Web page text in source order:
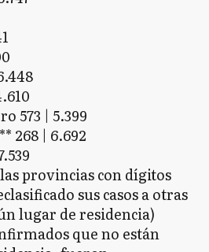
573 | 5.399
268 | 6.692
provincias con dígitos
sus casos a otras
lugar de residencia)
que no están